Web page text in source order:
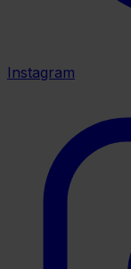
Instagram